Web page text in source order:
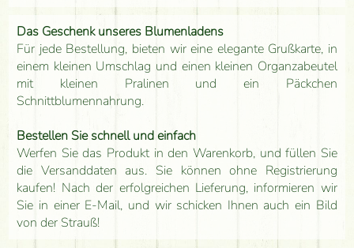
Das Geschenk unseres Blumenladens
Für jede Bestellung, bieten wir eine elegante Grußkarte, in
einem kleinen Umschlag und einen kleinen Organzabeutel
mit kleinen Pralinen und ein Päckchen
Schnittblumennahrung.
Bestellen Sie schnell und einfach
Werfen Sie das Produkt in den Warenkorb, und füllen Sie
die Versanddaten aus. Sie können ohne Registrierung
kaufen! Nach der erfolgreichen Lieferung, informieren wir
Sie in einer E-Mail, und wir schicken Ihnen auch ein Bild
von der Strauß!